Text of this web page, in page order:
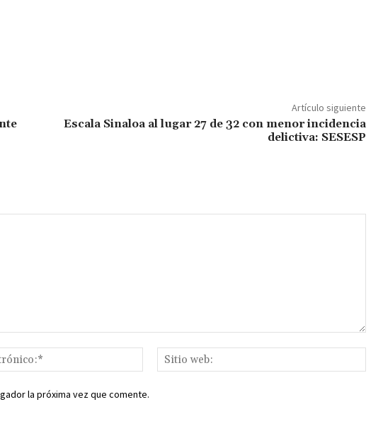
Artículo siguiente
Escala Sinaloa al lugar 27 de 32 con menor incidencia
delictiva: SESESP
Correo
electrónico:*
web:
la próxima vez que comente.